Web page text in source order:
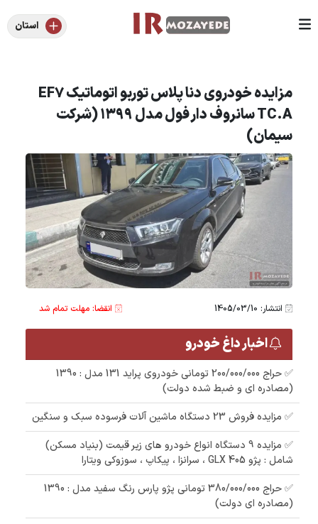
استان
مزایده خودروی دنا پلاس توربو اتوماتیک EF7
TC.A سانروف دار فول مدل ۱۳۹۹ (شرکت
سیمان)
انتشار: 1405/03/10 انقضا: مهلت تمام شد
اخبار داغ خودرو
✅ حراج 200/000/000 تومانی خودروی پراید 131 مدل : 1390
(مصادره ای و ضبط شده دولت)
✅ مزایده فروش 23 دستگاه ماشین آلات فرسوده سبک و سنگین
✅ مزایده 9 دستگاه انواع خودرو های زیر قیمت (بنیاد مسکن)
شامل : پژو 405 GLX ، سرانزا ، پیکاپ ، سوزوکی ویتارا
✅ حراج 380/000/000 تومانی پژو پارس رنگ سفید مدل : 1390
(مصادره ای دولت)